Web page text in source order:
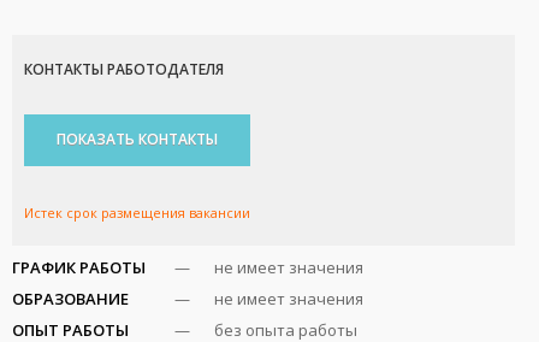
КОНТАКТЫ РАБОТОДАТЕЛЯ
ПОКАЗАТЬ КОНТАКТЫ
Истек срок размещения вакансии
ГРАФИК РАБОТЫ —
не имеет значения
ОБРАЗОВАНИЕ
—
не имеет значения
ОПЫТ РАБОТЫ
—
без опыта работы